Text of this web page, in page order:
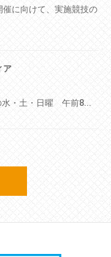
に向けて、実施競技の
ア
水・土・日曜 午前8...